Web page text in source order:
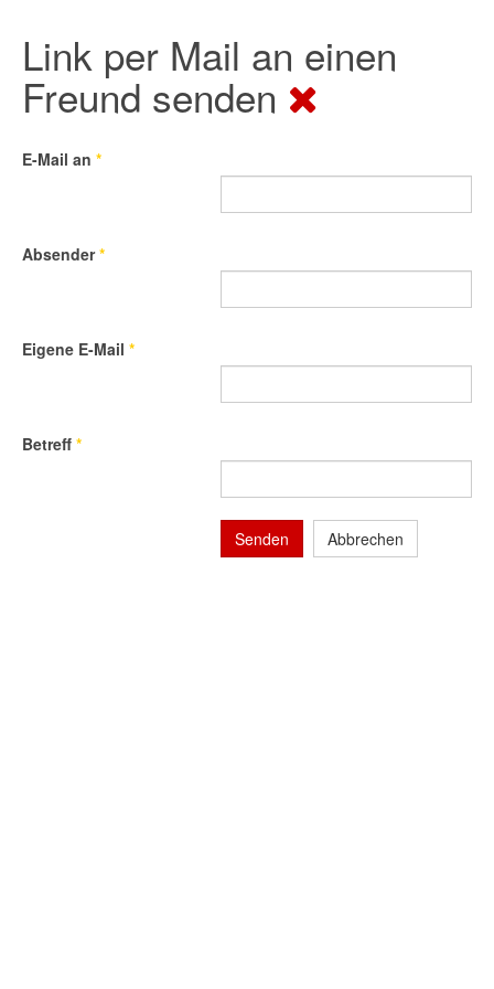
Link per Mail an einen
Freund senden
E-Mail an *
Absender*
Eigene E-Mail *
Betreff *
Senden Abbrechen